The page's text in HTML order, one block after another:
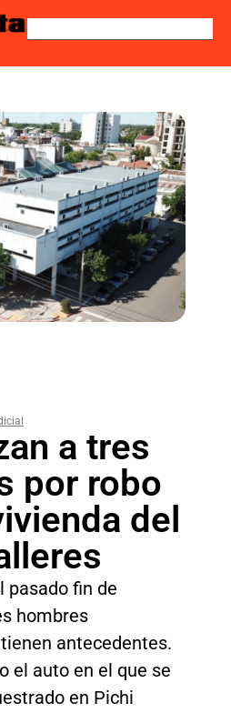
a tres
por robo
del
pasado fin de
hombres
antecedentes.
el auto en el que se
en Pichi